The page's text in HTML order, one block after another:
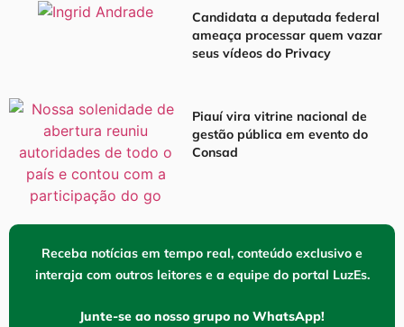
Candidata a deputada federal
ameaça processar quem vazar
seus vídeos do Privacy
Piauí vira vitrine nacional de
gestão pública em evento do
Consad
Receba notícias em tempo real, conteúdo exclusivo e
interaja com outros leitores e a equipe do portal LuzEs.
Junte-se ao nosso grupo no WhatsApp!